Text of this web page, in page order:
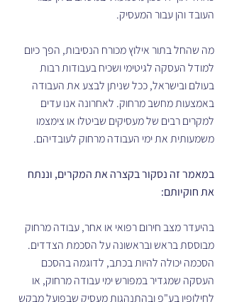
העובד והן עבור המעסיק.
מה שהחל בתור אילוץ מכורח הנסיבות, הפך כיום
למודל העסקה לגיטימי ושכיח בעבודות רבות
בעולם ובישראל, ככל שניתן לבצע את העבודה
באמצעות מחשב מרחוק. לאחרונה אנו עדים
למקרים רבים של מעסיקים שביטלו או צימצמו
משמעותית את ימי העבודה מרחוק לעובדיהם.
במאמר זה נסקור בקצרה את המקרים, וננתח
את חוקיותם:
בהיעדר מצב חירום רפואי או אחר, עבודה מרחוק
מבוססת בראש ובראשונה על הסכמת הצדדים.
הסכמה יכולה להיות בכתב, לדוגמה בהסכם
העסקה שמגדיר במפורש ימי עבודה מרחוק, או
לחילופין בע"פ ובהתנהגות מעסיק שבפועל מבקש